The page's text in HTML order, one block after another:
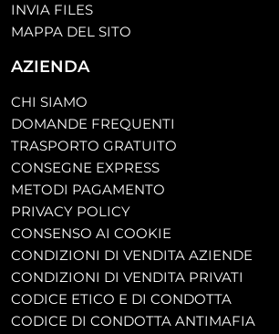
INVIA FILES
MAPPA DEL SITO
AZIENDA
CHI SIAMO
DOMANDE FREQUENTI
TRASPORTO GRATUITO
CONSEGNE EXPRESS
METODI PAGAMENTO
PRIVACY POLICY
CONSENSO AI COOKIE
CONDIZIONI DI VENDITA AZIENDE
CONDIZIONI DI VENDITA PRIVATI
CODICE ETICO E DI CONDOTTA
CODICE DI CONDOTTA ANTIMAFIA